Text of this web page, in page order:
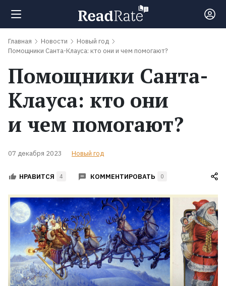
Поиск
Новости
Рейтинги
Экранизации
Коллекции
Главная Новости
Новый год
Помощники Санта-Клауса: кто они и чем помогают?
Помощники Санта-
Клауса: кто они
и чем помогают?
07 декабря 2023 Новый год
НРАВИТСЯ 4 КОММЕНТИРОВАТЬ 0